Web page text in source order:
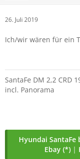
26. Juli 2019
Ich/wir wären für ein
SantaFe DM 2,2 CRD
incl. Panorama
Hyundai SantaFe
Ebay (*) |